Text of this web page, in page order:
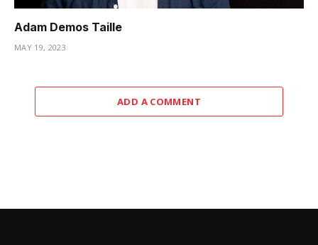
Adam Demos Taille
MAY 19, 2023
ADD A COMMENT